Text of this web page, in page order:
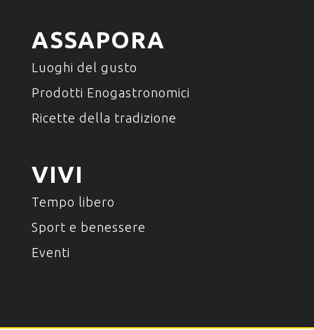
ASSAPORA
Luoghi del gusto
Prodotti Enogastronomici
Ricette della tradizione
VIVI
Tempo libero
Sport e benessere
Eventi